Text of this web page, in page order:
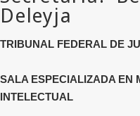
TRIBUNAL FEDERAL DE
SALA ESPECIALIZADA EN
INTELECTUAL